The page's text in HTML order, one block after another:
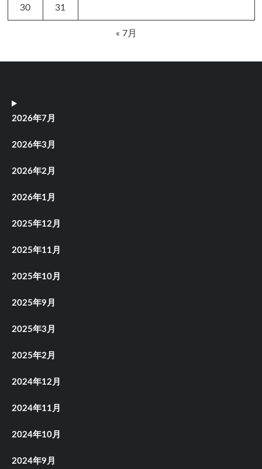
30 31
« 7月
2026年7月
2026年3月
2026年2月
2026年1月
2025年12月
2025年11月
2025年10月
2025年9月
2025年3月
2025年2月
2024年12月
2024年11月
2024年10月
2024年9月